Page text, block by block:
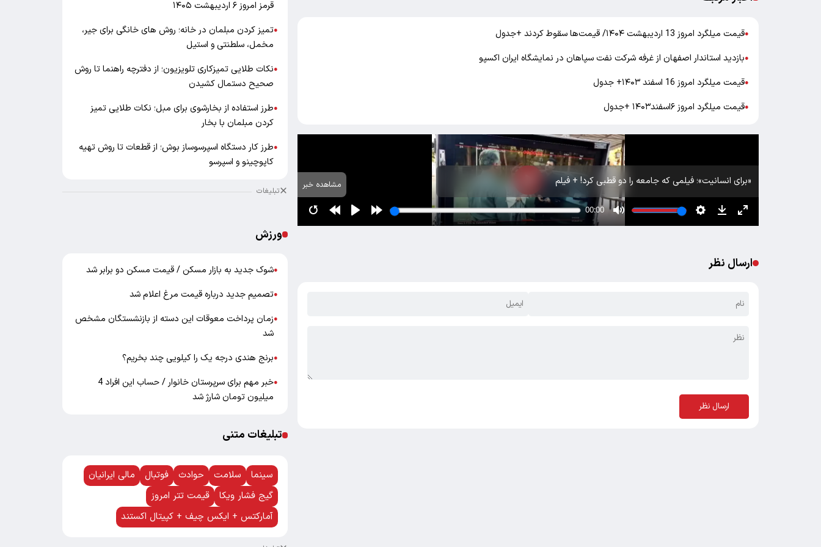
●قیمت میلگرد امروز 13 اردیبهشت ۱۴۰۴/ قیمت‌ها سقوط کردند +جدول
●بازدید استاندار اصفهان از غرفه شرکت نفت سپاهان در نمایشگاه ایران اکسپو
●قیمت میلگرد امروز 16 اسفند ۱۴۰۳+ جدول
●قیمت میلگرد امروز ۶اسفند۱۴۰۳ +جدول
«برای انسانیت»؛ فیلمی که جامعه را دو قطبی کرد! + فیلم مشاهده خبر
ارسال نظر
ارسال نظر
قرمز امروز ۶ اردیبهشت ۱۴۰۵
●تمیز کردن مبلمان در خانه؛ روش های خانگی برای جیر،
مخمل، سلطنتی و استیل
●نکات طلایی تمیزکاری تلویزیون؛ از دفترچه راهنما تا روش
صحیح دستمال کشیدن
●طرز استفاده از بخارشوی برای مبل؛ نکات طلایی تمیز
کردن مبلمان با بخار
●طرز کار دستگاه اسپرسوساز بوش؛ از قطعات تا روش تهیه
کاپوچینو و اسپرسو
تبلیغات
ورزش
●شوک جدید به بازار مسکن / قیمت مسکن دو برابر شد
●تصمیم جدید درباره قیمت مرغ اعلام شد
●زمان پرداخت معوقات این دسته از بازنشستگان مشخص
شد
●برنج هندی درجه یک را کیلویی چند بخریم؟
●
خبر مهم برای سرپرستان خانوار / حساب این افراد 4
میلیون تومان شارژ شد
تبلیغات متنی
سینما سلامت حوادث فوتبال
مالی ایرانیان
گیج فشار ویکا
قیمت تتر امروز
آمارکتس + ایکس چیف + کپیتال اکستند